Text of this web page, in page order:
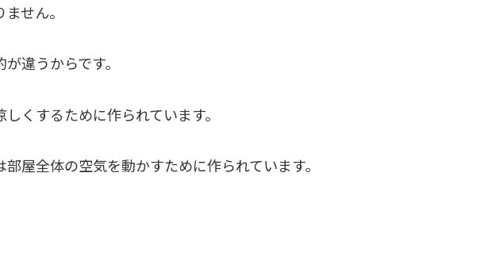
せん。
違うからです。
くするために作られています。
屋全体の空気を動かすために作られています。